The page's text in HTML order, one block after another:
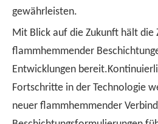
gewährleisten.
Mit Blick auf die Zukunft hält die
flammhemmender
Entwicklungen
Fortschritte in der Technologie
neuer flammhemmender